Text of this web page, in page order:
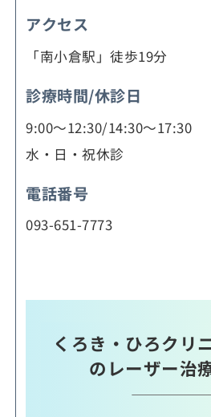
アクセス
「南小倉駅」徒歩19分
診療時間/休診日
9:00～12:30/14:30～17:30
水・日・祝休診
電話番号
093-651-7773
くろき・ひろクリ
のレーザー治